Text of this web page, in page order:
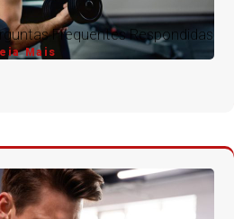
Frequentes Respondidas
Mais